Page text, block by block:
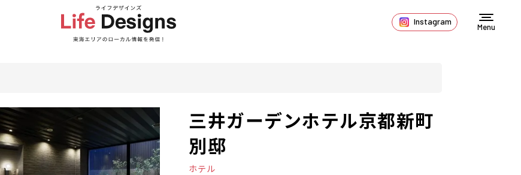
Instagram
Menu
三井ガーデンホテル京都新町
別邸
ホテル